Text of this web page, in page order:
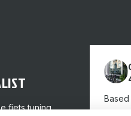
fiets tuning